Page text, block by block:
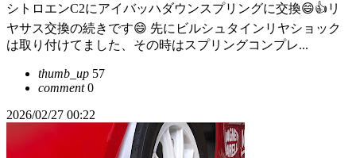
シトロエンC2にアイバッハダウンスプリングに交換😄👍リ
ヤサス交換の続きです😄 先にビルシュタインリヤショック
は取り付けてました、その時はスプリングコンプレ...
thumb_up 57
comment0
2026/02/27 00:22